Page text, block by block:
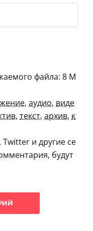
файла: 8 М
, аудио, виде
, текст, архив, к
и другие се
будут